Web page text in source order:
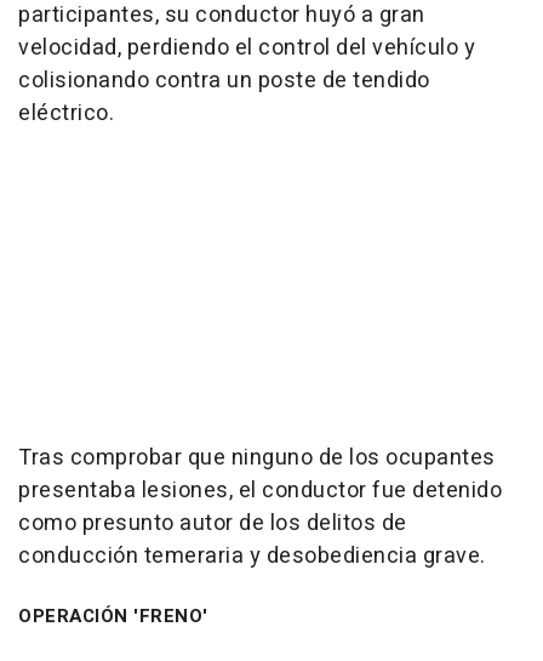
participantes, su conductor huyó a gran
velocidad, perdiendo el control del vehículo y
colisionando contra un poste de tendido
eléctrico.
Tras comprobar que ninguno de los ocupantes
presentaba lesiones, el conductor fue detenido
como presunto autor de los delitos de
conducción temeraria y desobediencia grave.
OPERACIÓN 'FRENO'